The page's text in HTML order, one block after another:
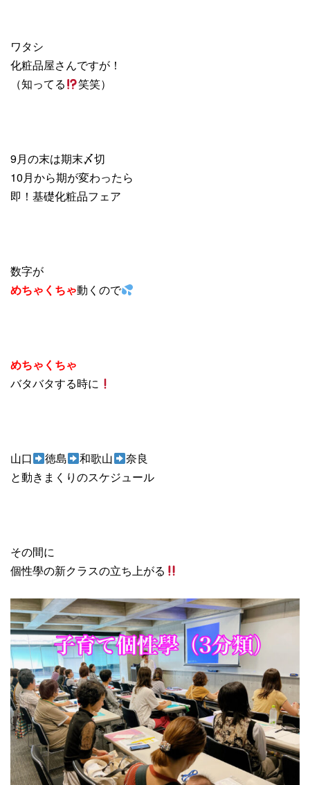
ワタシ
化粧品屋さんですが！
（知ってる
笑笑）
9月の末は期末〆切
10月から期が変わったら
即！基礎化粧品フェア
数字が
めちゃくちゃ動くので
めちゃくちゃ
バタバタする時に
山口 徳島 和歌山
奈良
と動きまくりのスケジュール
その間に
個性學の新クラスの立ち上がる